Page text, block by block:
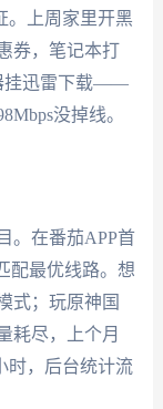
。上周家里开黑
券，笔记本打
挂迅雷下载——
没掉线。
。在番茄APP首
配最优线路。想
式；玩原神国
耗尽，上个月
时，后台统计流